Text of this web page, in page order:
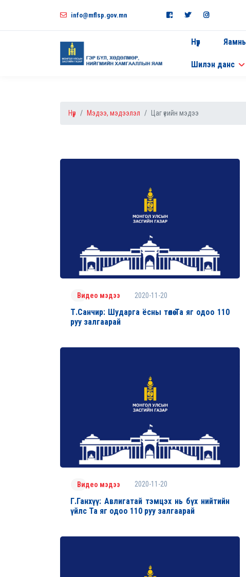
info@mflsp.gov.mn
Нүүр
Шилэн данс
Нүүр Мэдээ, мэдээлэл Цаг үеийн мэдээ
Видео мэдээ 2020-11-20
Т.Санчир: Шударга ёсны төлөө Та яг одоо 110
руу залгаарай
Видео мэдээ 2020-11-20
Г.Ганхүү: Авлигатай тэмцэх нь бүх нийтийн
үйлс Та яг одоо 110 руу залгаарай